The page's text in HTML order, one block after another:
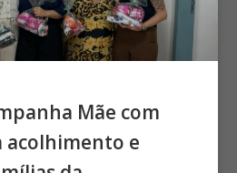
Mãe com
acolhimento e